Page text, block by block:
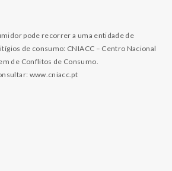
pode recorrer a uma entidade de
de consumo: CNIACC – Centro Nacional
de Conflitos de Consumo.
www.cniacc.pt